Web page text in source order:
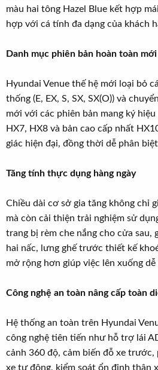
màu hai tông Hazel Blue kết hợp
hợp với cá tính đa dạng của khách
Danh mục phiên bản hoàn toàn mới
Hyundai Venue thế hệ mới loại bỏ
thống (E, EX, S, SX, SX(O)) và
mới với các phiên bản mang ký
HX7, HX8 và bản cao cấp nhất
giác hiện đại, đồng thời dễ phân
Tăng tính thực dụng hàng ngày
Chiều dài cơ sở gia tăng không chỉ
mà còn cải thiện trải nghiệm sử
trang bị rèm che nắng cho cửa sau,
hai nấc, lưng ghế trước thiết kế
mở rộng hơn giúp việc lên xuống dễ
Công nghệ an toàn nâng cấp toàn
Hệ thống an toàn trên Hyundai
công nghệ tiên tiến như hỗ trợ lái
cảnh 360 độ, cảm biến đỗ xe
xe tự động, kiểm soát ổn định thân